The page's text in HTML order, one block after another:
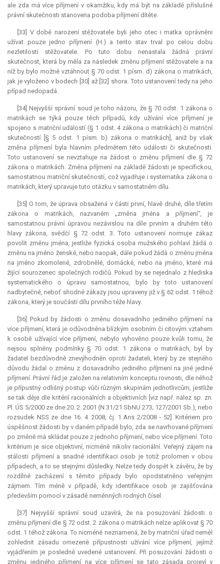
ale zda má více příjmení v okamžiku, kdy má být na základě příslušné
právní skutečnosti stanovena podoba příjmení dítěte.
[33] V době narození stěžovatele byli jeho otec i matka oprávněni
užívat pouze jedno příjmení (H.) a tento stav trval po celou dobu
nezletilosti stěžovatele. Po tuto dobu nenastala žádná právní
skutečnost, která by měla za následek změnu příjmení stěžovatele a na
níž by bylo možné vztáhnout § 70 odst. 1 písm. d) zákona o matrikách,
jak je vyloženo v bodech [30] až [32] shora. Toto ustanovení tedy na jeho
případ nedopadá.
[34] Nejvyšší správní soud je toho názoru, že § 70 odst. 1 zákona o
matrikách se týká pouze těch případů, kdy užívání více příjmení je
spojeno s matriční událostí (§ 1 odst. 4 zákona o matrikách) či matriční
skutečností [§ 5 odst. 1 písm. b) zákona o matrikách], aniž by však
změna příjmení byla hlavním předmětem této události či skutečnosti.
Toto ustanovení se nevztahuje na žádost o změnu příjmení dle § 72
zákona o matrikách. Změna příjmení na základě žádosti je specifickou,
samostatnou matriční skutečností, což vyjadřuje i systematika zákona o
matrikách, který upravuje tuto otázku v samostatném dílu.
[35] O tom, že úprava obsažená v části první, hlavě druhé, díle třetím
zákona o matrikách, nazvaném „změna jména a příjmení“, je
samostatnou právní úpravou nezávislou na díle prvním a druhém této
hlavy zákona, svědčí § 72 odst. 3. Toto ustanovení normuje zákaz
povolit změnu jména, jestliže fyzická osoba mužského pohlaví žádá o
změnu na jméno ženské, nebo naopak, dále pokud žádá o změnu jména
na jméno zkomolené, zdrobnělé, domácké, nebo na jméno, které má
žijící sourozenec společných rodičů. Pokud by se nejednalo z hlediska
systematického o úpravu samostatnou, bylo by toto ustanovení
nadbytečné, neboť shodné zákazy jsou upraveny již v § 62 odst. 1 téhož
zákona, který je součástí dílu prvního téže hlavy.
[36] Pokud by žádosti o změnu dosavadního jediného příjmení na
více příjmení, která je odůvodněna blízkým osobním či citovým vztahem
k osobě užívající více příjmení, nebylo vyhověno pouze kvůli tomu, že
nejsou splněny podmínky § 70 odst. 1 zákona o matrikách, byl by
žadatel bezdůvodně znevýhodněn oproti žadateli, který by ze stejného
důvodu žádal o změnu z dosavadního jediného příjmení na jiné jediné
příjmení. Právní řád je založen na relativním konceptu rovnosti, dle něhož
je přípustný odlišný postup vůči různým skupinám jednotlivcům, jestliže
se tak děje dle kritérií racionálních a objektivních [viz např. nález sp. zn.
Pl. ÚS 5/2000 ze dne 20. 2. 2001 (N 31/21 SbNU 273; 127/2001 Sb.), nebo
rozsudek NSS ze dne 16. 4. 2008, čj. 1 Ans 2/2008 - 52]. Kritériem pro
úspěšnost žádosti by v daném případě bylo, zda se navrhované příjmení
po změně má skládat pouze z jednoho příjmení, nebo více příjmení. Toto
kritérium je sice objektivní, nicméně nikoliv racionální. Veřejný zájem na
stálosti příjmení a snadné identifikaci osob je totiž prolomen v obou
případech, a to se stejnými důsledky. Nelze tedy dospět k závěru, že by
rozdílné zacházení s těmito případy bylo opodstatněno veřejným
zájmem. Tím méně v případě, kdy identifikace osob je zajišťována
především pomocí v zásadě neměnných rodných čísel.
[37] Nejvyšší správní soud uzavírá, že na posuzování žádosti o
změnu příjmení dle § 72 odst. 2 zákona o matrikách nelze aplikovat § 70
odst. 1 téhož zákona. To nicméně neznamená, že by matriční úřad neměl
zohlednit zásadu omezené přípustnosti užívání více příjmení, jejímž
vyjádřením je posledně uvedené ustanovení. Při posuzování žádosti o
změnu jediného příjmení na více příjmení se tato zásada projeví v